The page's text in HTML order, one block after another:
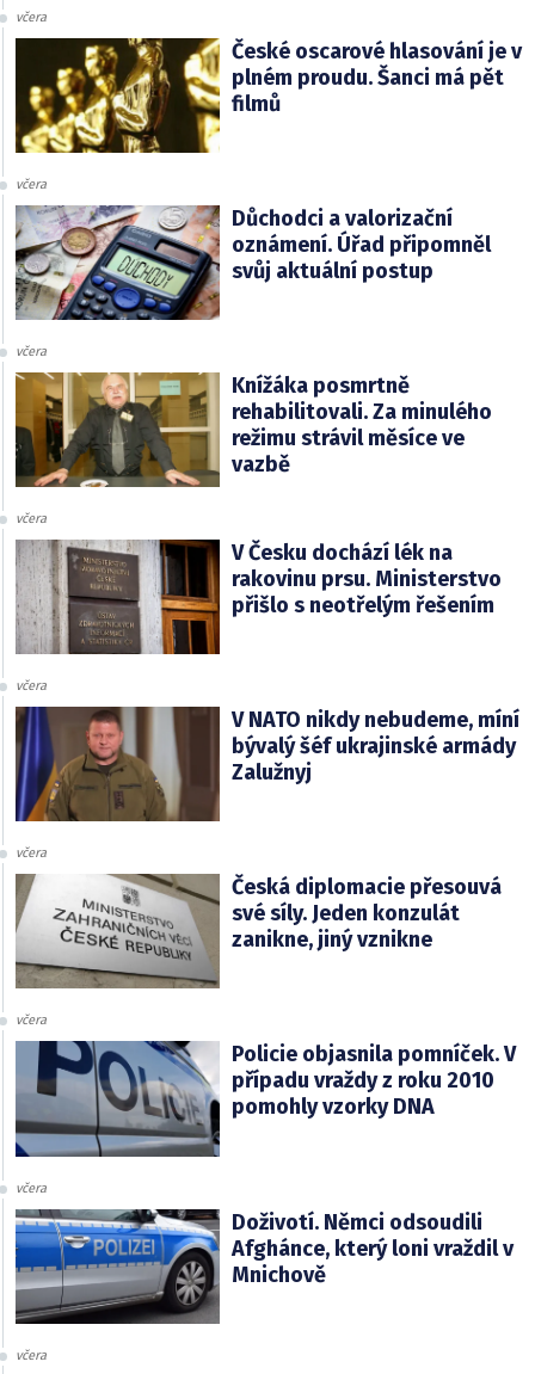
včera
České oscarové hlasování je v
plném proudu. Šanci má pět
filmů
včera
Důchodci a valorizační
oznámení. Úřad připomněl
svůj aktuální postup
včera
Knížáka posmrtně
rehabilitovali. Za minulého
režimu strávil měsíce ve
vazbě
včera
V Česku dochází lék na
rakovinu prsu. Ministerstvo
přišlo s neotřelým řešením
včera
V NATO nikdy nebudeme, míní
bývalý šéf ukrajinské armády
Zalužnyj
včera
Česká diplomacie přesouvá
své síly. Jeden konzulát
zanikne, jiný vznikne
včera
Policie objasnila pomníček. V
případu vraždy z roku 2010
pomohly vzorky DNA
včera
Doživotí. Němci odsoudili
Afghánce, který loni vraždil v
Mnichově
včera